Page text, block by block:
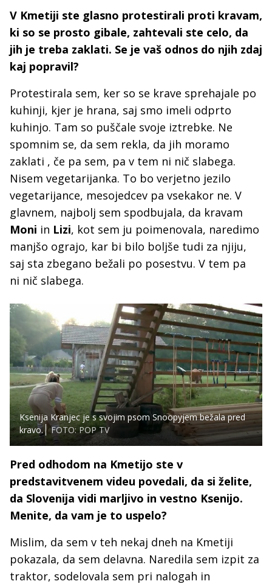
V Kmetiji ste glasno protestirali proti kravam,
ki so se prosto gibale, zahtevali ste celo, da
jih je treba zaklati. Se je vaš odnos do njih zdaj
kaj popravil?
Protestirala sem, ker so se krave sprehajale po
kuhinji, kjer je hrana, saj smo imeli odprto
kuhinjo. Tam so puščale svoje iztrebke. Ne
spomnim se, da sem rekla, da jih moramo
zaklati , če pa sem, pa v tem ni nič slabega.
Nisem vegetarijanka. To bo verjetno jezilo
vegetarijance, mesojedcev pa vsekakor ne. V
glavnem, najbolj sem spodbujala, da kravam
Moni in Lizi, kot sem ju poimenovala, naredimo
manjšo ograjo, kar bi bilo boljše tudi za njiju,
saj sta zbegano bežali po posestvu. V tem pa
ni nič slabega.
Ksenija Kranjec je s svojim psom Snoopyjem bežala pred
kravo.
FOTO: POP TV
Pred odhodom na Kmetijo ste v
predstavitvenem videu povedali, da si želite,
da Slovenija vidi marljivo in vestno Ksenijo.
Menite, da vam je to uspelo?
Mislim, da sem v teh nekaj dneh na Kmetiji
pokazala, da sem delavna. Naredila sem izpit za
traktor, sodelovala sem pri nalogah in